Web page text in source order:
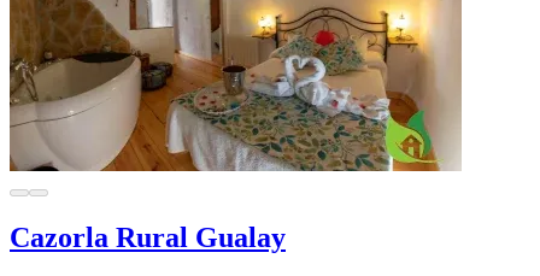
Cazorla Rural Gualay